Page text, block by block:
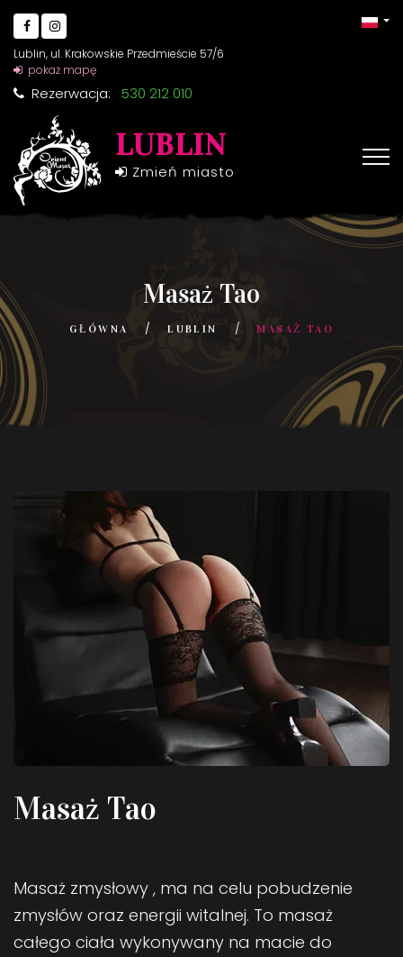
Lublin, ul. Krakowskie Przedmieście 57/6
pokaż mapę
Rezerwacja: 530 212 010
LUBLIN
Zmień miasto
Masaż Tao
GŁÓWNA LUBLIN MASAŻ TAO
Masaż Tao
Masaż zmysłowy , ma na celu pobudzenie
zmysłów oraz energii witalnej. To masaż
całego ciała wykonywany na macie do